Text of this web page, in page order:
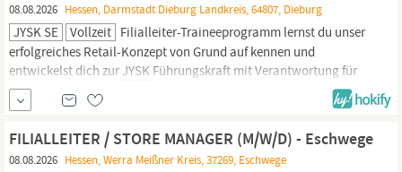
08.08.2026 Hessen, Darmstadt Dieburg Landkreis, 64807, Dieburg
JYSK SE Vollzeit Filialleiter-Traineeprogramm lernst du unser
erfolgreiches Retail-Konzept von Grund auf kennen und
entwickelst dich zur JYSK Führungskraft mit Verantwortung für
einen eigenen Store. Werde Teil eines internationalen
Unternehmens, das Entwicklung und unternehmerisches Denken
aktiv fördert. Das bieten wir dir als Store Manager Strukturierter
Einstieg &
FILIALLEITER / STORE MANAGER (M/W/D) - Eschwege
08.08.2026 Hessen, Werra Meißner Kreis, 37269, Eschwege